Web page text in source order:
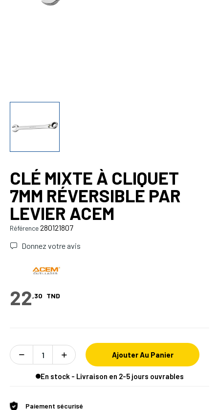
CLÉ MIXTE À CLIQUET
7MM RÉVERSIBLE PAR
LEVIER ACEM
Référence280121807
Donnez votre avis
22,30 TND
Ajouter Au Panier
En stock - Livraison en 2-5 jours ouvrables
Paiement sécurisé